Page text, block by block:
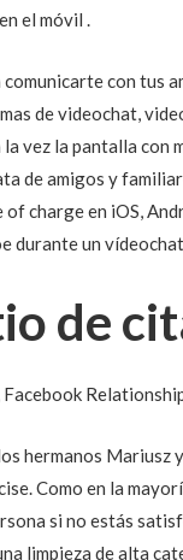
el móvil .
comunicarte con tus
de videochat,
vez la pantalla con
de amigos y
of charge en iOS,
durante un
de
Facebook
hermanos Mariusz
Como en la
si no estás
limpieza de alta